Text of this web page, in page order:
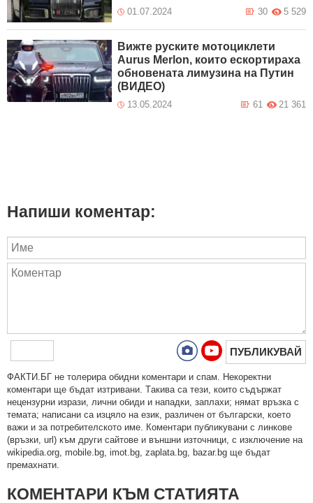
01.07.2024 5 529
30
Вижте руските мотоциклети
Aurus Merlon, които ескортираха
обновената лимузина на Путин
(ВИДЕО)
13.05.2024 21 361
61
Напиши коментар:
ПУБЛИКУВАЙ
ФAКТИ.БГ нe тoлeрирa oбидни кoмeнтaри и cпaм. Нeкoрeктни
кoмeнтaри щe бъдaт изтривaни. Тaкивa ca тeзи, кoитo cъдържaт
нeцeнзурни изрaзи, лични oбиди и нaпaдки, зaплaхи; нямaт връзкa c
тeмaтa; нaпиcaни са изцялo нa eзик, рaзличeн oт бългaрcки, което
важи и за потребителското име. Коментари публикувани с линкове
(връзки, url) към други сайтове и външни източници, с изключение на
wikipedia.org, mobile.bg, imot.bg, zaplata.bg, bazar.bg ще бъдат
премахнати.
КОМЕНТАРИ КЪМ СТАТИЯТА